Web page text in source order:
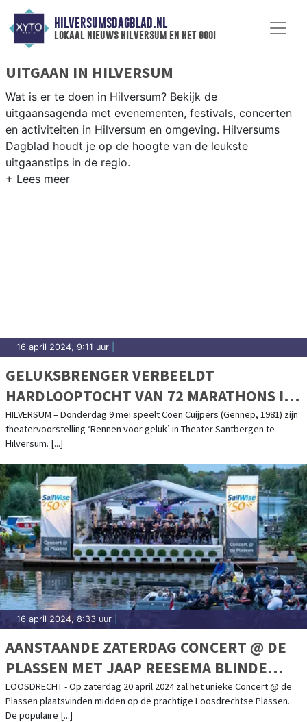
HILVERSUMSDAGBLAD.NL
lokaal nieuws hilversum en het gooi
UITGAAN IN HILVERSUM
Wat is er te doen in Hilversum? Bekijk de
uitgaansagenda met evenementen, festivals, concerten
en activiteiten in Hilversum en omgeving. Hilversums
Dagblad houdt je op de hoogte van de leukste
uitgaanstips in de regio.
16 april 2024, 9:11 uur
GELUKSBRENGER VERBEELDT
HARDLOOPTOCHT VAN 72 MARATHONS IN
THEATERSTUK
HILVERSUM – Donderdag 9 mei speelt Coen Cuijpers (Gennep, 1981) zijn
theatervoorstelling ‘Rennen voor geluk’ in Theater Santbergen te
Hilversum. [...]
16 april 2024, 8:33 uur
AANSTAANDE ZATERDAG CONCERT @ DE
PLASSEN MET JAAP REESEMA BLINDE
PIANIST ROBERT HUTTEN BEGELEIDT
LOOSDRECHTSE ZANGER
LOOSDRECHT - Op zaterdag 20 april 2024 zal het unieke Concert @ de
Plassen plaatsvinden midden op de prachtige Loosdrechtse Plassen.
De populaire [...]